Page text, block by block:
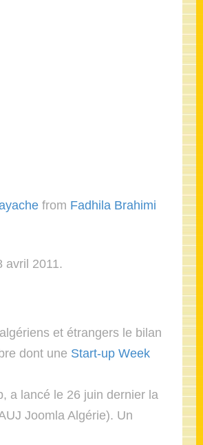
from Fadhila Brahimi
avril 2011.
et étrangers le bilan
dont une Start-up Week
a lancé le 26 juin dernier la
Joomla Algérie). Un